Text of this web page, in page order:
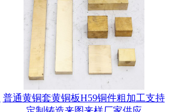
普通黄铜套黄铜板H59铜件粗加工支持